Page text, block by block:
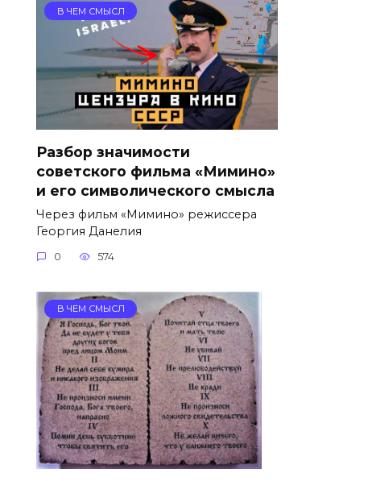
В ЧЕМ СМЫСЛ
Разбор значимости
советского фильма «Мимино»
и его символического смысла
Через фильм «Мимино» режиссера
Георгия Данелия
0 574
В ЧЕМ СМЫСЛ